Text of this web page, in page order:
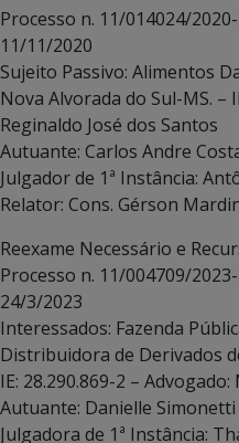
Processo n. 11/014024/
11/11/2020
Sujeito Passivo: Alimentos
Nova Alvorada do Sul-MS. –
Reginaldo José dos Santos
Autuante: Carlos Andre
Julgador de 1ª Instância:
Relator: Cons. Gérson
Reexame Necessário e
Processo n. 11/004709/
24/3/2023
Interessados: Fazenda
Distribuidora de Derivados
IE: 28.290.869-2 –
Autuante: Danielle Simonetti
Julgadora de 1ª Instância: